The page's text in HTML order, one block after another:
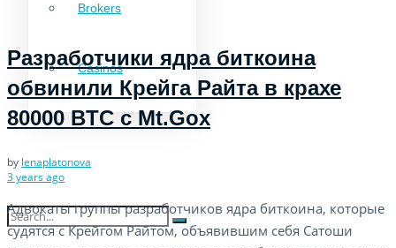
Brokers
Casinos
Разработчики ядра биткоина
обвинили Крейга Райта в крахе
80000 BTC с Mt.Gox
by lenaplatonova
3 years ago
Адвокаты группы разработчиков ядра биткоина, которые
судятся с Крейгом Райтом, объявившим себя Сатоши